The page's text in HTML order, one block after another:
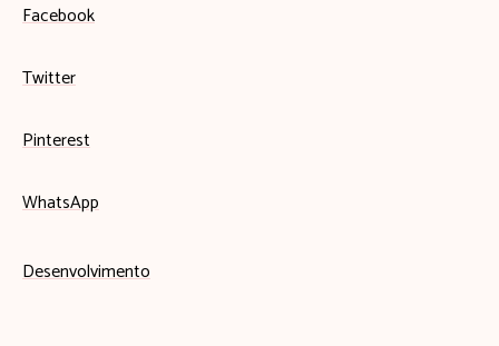
Facebook
Twitter
Pinterest
WhatsApp
Desenvolvimento